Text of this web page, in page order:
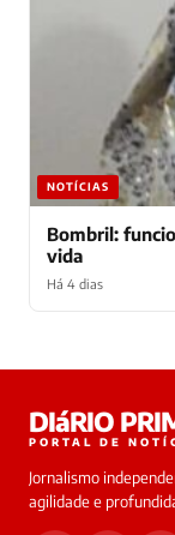
NOTÍCIAS
Bombril:
vida
Há 4 dias
online
DIáRIO
PORTAL DE
Jornalismo
agilidade e